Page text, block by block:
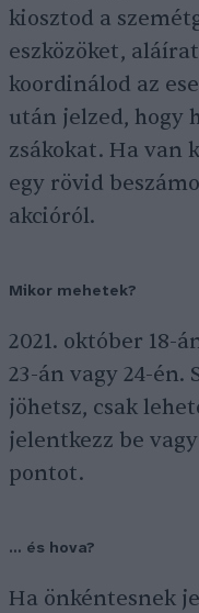
kiosztod a
eszközöket,
koordinálod az
után jelzed, hogy
zsákokat. Ha van
egy rövid
akcióról.
Mikor mehetek?
2021. október 18-
23-án vagy 24-
jöhetsz, csak
jelentkezz be
pontot.
… és hova?
Ha önkéntesnek